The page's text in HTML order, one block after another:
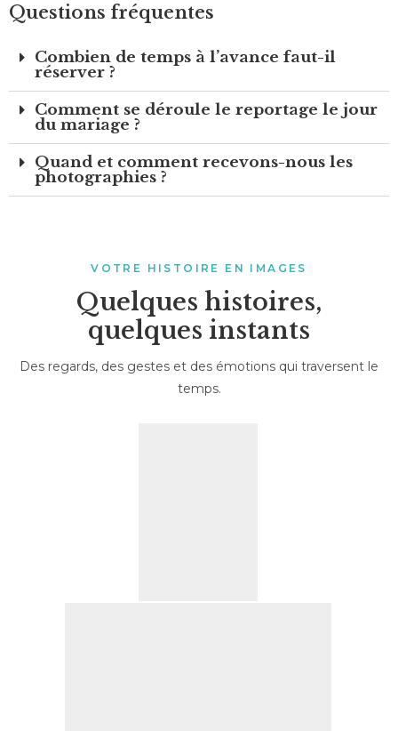
Questions fréquentes
Combien de temps à l’avance faut-il
réserver ?
Comment se déroule le reportage le jour
du mariage ?
Quand et comment recevons-nous les
photographies ?
VOTRE HISTOIRE EN IMAGES
Quelques histoires,
quelques instants
Des regards, des gestes et des émotions qui traversent le
temps.